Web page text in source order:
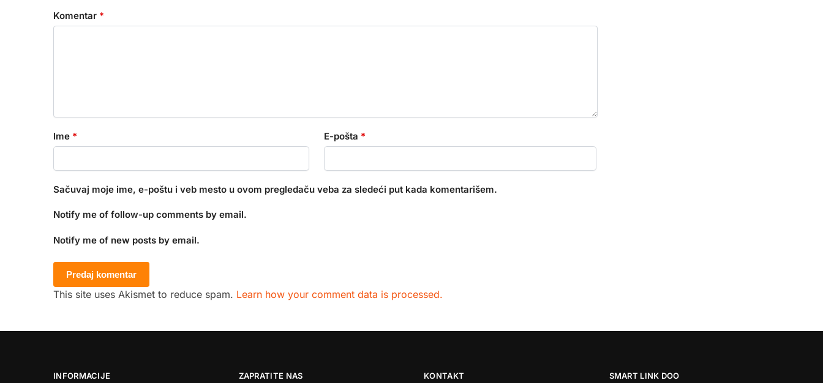
Komentar *
Ime * E-pošta *
Sačuvaj moje ime, e-poštu i veb mesto u ovom pregledaču veba za sledeći put kada komentarišem.
Notify me of follow-up comments by email.
Notify me of new posts by email.
This site uses Akismet to reduce spam. Learn how your comment data is processed.
INFORMACIJE ZAPRATITE NAS KONTAKT SMART LINK DOO